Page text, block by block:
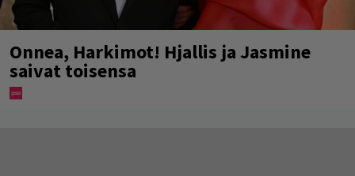
Onnea, Harkimot! Hjallis ja Jasmine
saivat toisensa